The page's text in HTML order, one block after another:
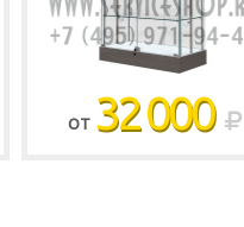
ОТ 32 000